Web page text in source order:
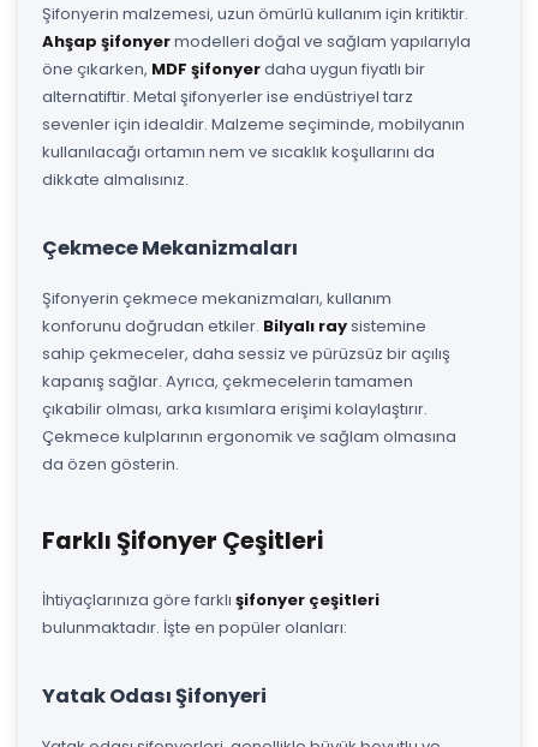
Şifonyerin malzemesi, uzun ömürlü kullanım için kritiktir.
Ahşap şifonyermodelleri doğal ve sağlam yapılarıyla
öne çıkarken, MDF şifonyerdaha uygun fiyatlı bir
alternatiftir. Metal şifonyerler ise endüstriyel tarz
sevenler için idealdir. Malzeme seçiminde, mobilyanın
kullanılacağı ortamın nem ve sıcaklık koşullarını da
dikkate almalısınız.
Çekmece Mekanizmaları
Şifonyerin çekmece mekanizmaları, kullanım
konforunu doğrudan etkiler. Bilyalı raysistemine
sahip çekmeceler, daha sessiz ve pürüzsüz bir açılış
kapanış sağlar. Ayrıca, çekmecelerin tamamen
çıkabilir olması, arka kısımlara erişimi kolaylaştırır.
Çekmece kulplarının ergonomik ve sağlam olmasına
da özen gösterin.
Farklı Şifonyer Çeşitleri
İhtiyaçlarınıza göre farklı şifonyer çeşitleri
bulunmaktadır. İşte en popüler olanları:
Yatak Odası Şifonyeri